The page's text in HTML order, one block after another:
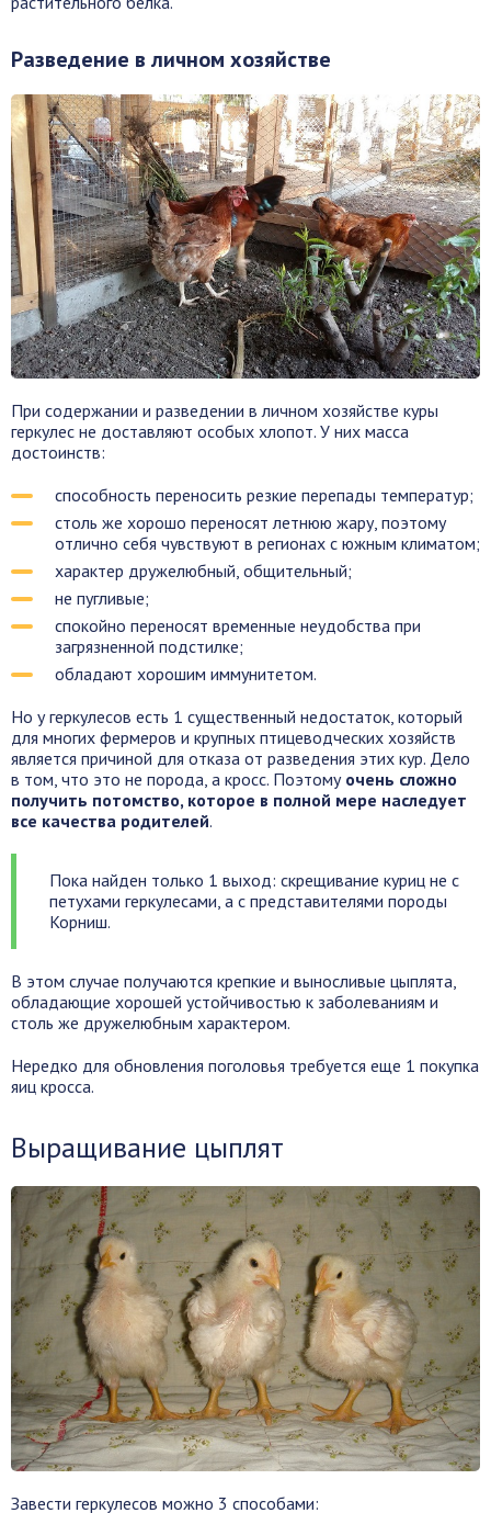
Разведение в личном хозяйстве
При содержании и разведении в личном хозяйстве куры
геркулес не доставляют особых хлопот. У них масса
достоинств:
способность переносить резкие перепады температур;
столь же хорошо переносят летнюю жару, поэтому
отлично себя чувствуют в регионах с южным климатом;
характер дружелюбный, общительный;
не пугливые;
спокойно переносят временные неудобства при
загрязненной подстилке;
обладают хорошим иммунитетом.
Но у геркулесов есть 1 существенный недостаток, который
для многих фермеров и крупных птицеводческих хозяйств
является причиной для отказа от разведения этих кур. Дело
в том, что это не порода, а кросс. Поэтому очень сложно
получить потомство, которое в полной мере наследует
все качества родителей.
Пока найден только 1 выход: скрещивание куриц не с
петухами геркулесами, а с представителями породы
Корниш.
В этом случае получаются крепкие и выносливые цыплята,
обладающие хорошей устойчивостью к заболеваниям и
столь же дружелюбным характером.
Нередко для обновления поголовья требуется еще 1 покупка
яиц кросса.
Выращивание цыплят
Завести геркулесов можно 3 способами: